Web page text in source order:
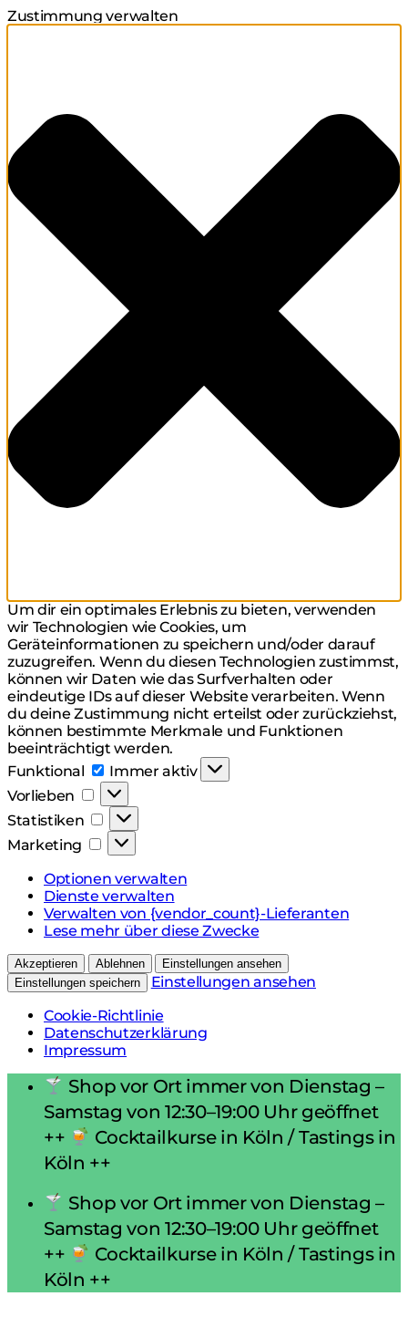
Zustimmung verwalten
Um dir ein optimales Erlebnis zu bieten, verwenden
wir Technologien wie Cookies, um
Geräteinformationen zu speichern und/oder darauf
zuzugreifen. Wenn du diesen Technologien zustimmst,
können wir Daten wie das Surfverhalten oder
eindeutige IDs auf dieser Website verarbeiten. Wenn
du deine Zustimmung nicht erteilst oder zurückziehst,
können bestimmte Merkmale und Funktionen
beeinträchtigt werden.
Funktional
Funktional
Immer aktiv
Vorlieben
Vorlieben
Statistiken
Statistiken
Marketing
Marketing
Optionen verwalten
Dienste verwalten
Verwalten von {vendor_count}-Lieferanten
Lese mehr über diese Zwecke
Akzeptieren Ablehnen
Einstellungen ansehen
Einstellungen speichern
Einstellungen ansehen
Cookie-Richtlinie
Datenschutzerklärung
Impressum
Zum
springen
Shop vor Ort immer von Dienstag –
Samstag von 12:30–19:00 Uhr geöffnet
++
Cocktailkurse in Köln / Tastings in
Köln ++
Shop vor Ort immer von Dienstag –
Samstag von 12:30–19:00 Uhr geöffnet
++
Cocktailkurse in Köln / Tastings in
Köln ++